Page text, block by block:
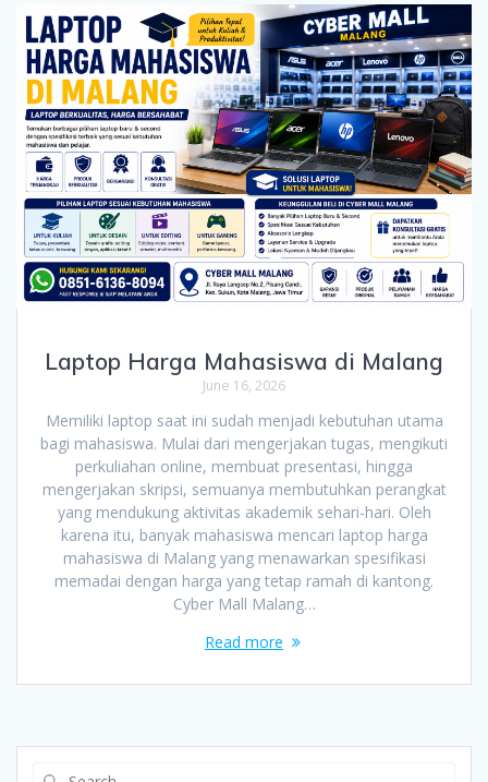
Laptop Harga Mahasiswa di Malang
June 16, 2026
Memiliki laptop saat ini sudah menjadi kebutuhan utama
bagi mahasiswa. Mulai dari mengerjakan tugas, mengikuti
perkuliahan online, membuat presentasi, hingga
mengerjakan skripsi, semuanya membutuhkan perangkat
yang mendukung aktivitas akademik sehari-hari. Oleh
karena itu, banyak mahasiswa mencari laptop harga
mahasiswa di Malang yang menawarkan spesifikasi
memadai dengan harga yang tetap ramah di kantong.
Cyber Mall Malang…
Read more